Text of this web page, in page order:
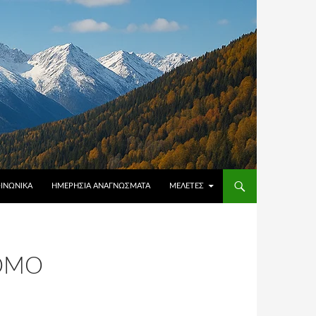
ΗΜΕΡΉΣΙΑ ΑΝΑΓΝΏΣΜΑΤΑ ΜΕΛΈΤΕΣ